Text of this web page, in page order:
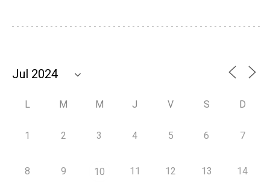
L M M J V S D
1 2 3 4 5 6 7
8 9 10 11 12 13 14